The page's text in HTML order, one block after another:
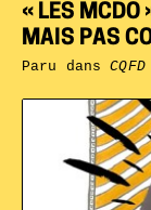
« LES MCDO
MAIS PAS
Paru dansCQFD